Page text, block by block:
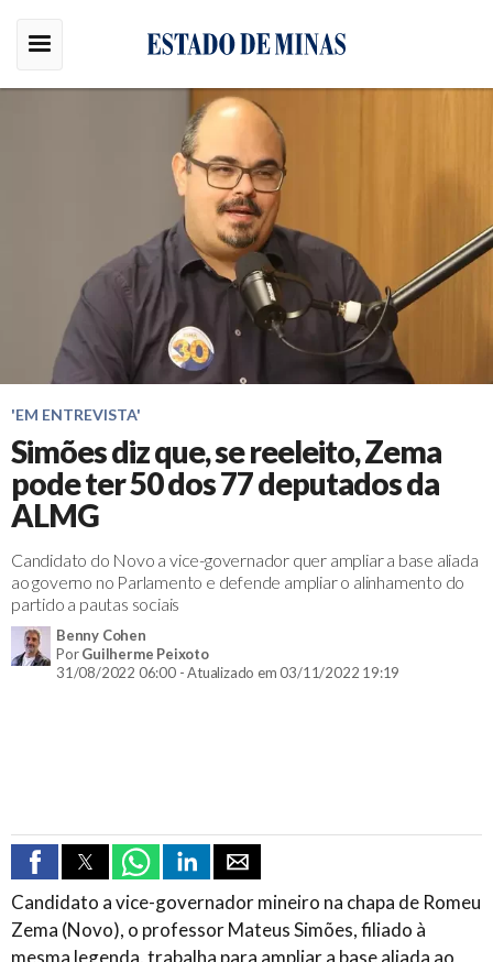
'EM ENTREVISTA'
Simões diz que, se reeleito, Zema
pode ter 50 dos 77 deputados da
ALMG
Candidato do Novo a vice-governador quer ampliar a base aliada
ao governo no Parlamento e defende ampliar o alinhamento do
partido a pautas sociais
Benny Cohen
PorGuilherme Peixoto
31/08/2022 06:00 - Atualizado em 03/11/2022 19:19
Candidato a vice-governador mineiro na chapa de Romeu
Zema (Novo), o professor Mateus Simões, filiado à
mesma legenda, trabalha para ampliar a base aliada ao